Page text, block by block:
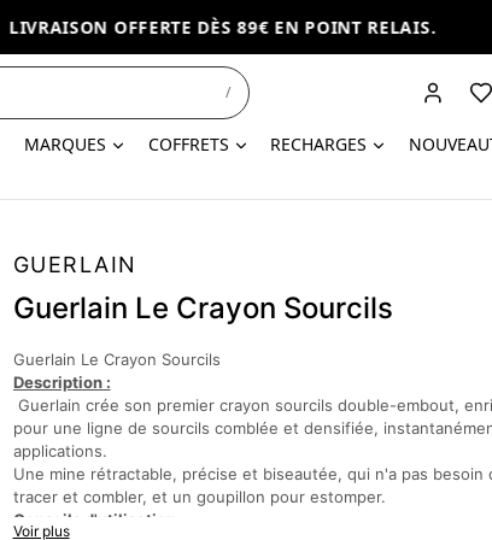
LIVRAISON OFFERTE DÈS 89€ EN POINT RELAIS.
/
MARQUES COFFRETS RECHARGES
GUERLAIN
Guerlain Le Crayon Sourcils
Guerlain Le Crayon Sourcils
Description :
Guerlain crée son premier crayon sourcils double-embout,
pour une ligne de sourcils comblée et densifiée,
applications.
Une mine rétractable, précise et biseautée, qui n'a pas besoin
tracer et combler, et un goupillon pour estomper.
Conseils d'utilisation :
Voir plus